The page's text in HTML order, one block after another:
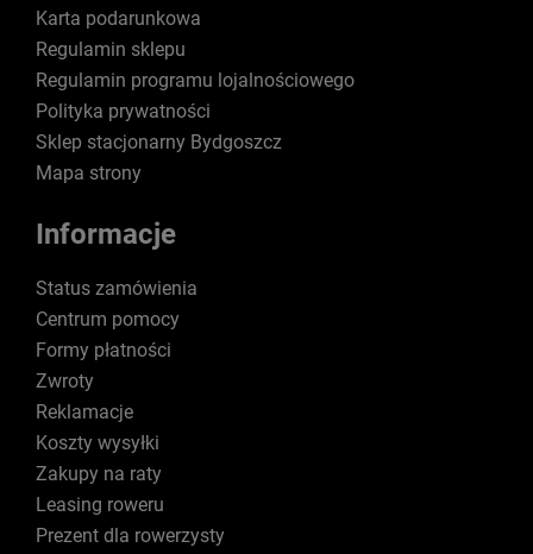
Karta podarunkowa
Regulamin sklepu
Regulamin programu lojalnościowego
Polityka prywatności
Sklep stacjonarny Bydgoszcz
Mapa strony
Informacje
Status zamówienia
Centrum pomocy
Formy płatności
Zwroty
Reklamacje
Koszty wysyłki
Zakupy na raty
Leasing roweru
Prezent dla rowerzysty